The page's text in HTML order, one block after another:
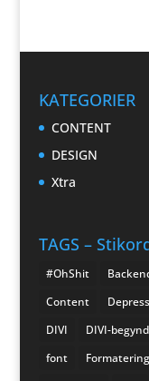
KATEGORIER
CONTENT
DESIGN
Xtra
TAGS –
#OhShit
Content
DIVI
DIVI-
font
Formatering